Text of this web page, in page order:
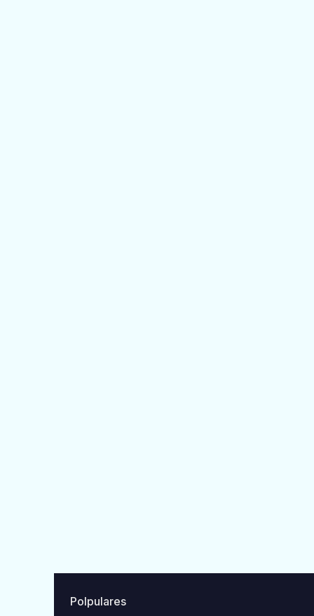
Polpulares